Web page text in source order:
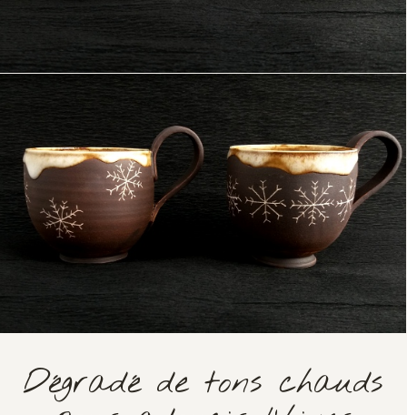
Dégradé de tons chauds